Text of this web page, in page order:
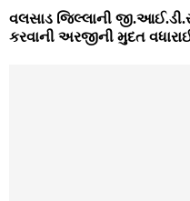
વલસાડ જિલ્લાની
કરવાની અરજીની મુદત